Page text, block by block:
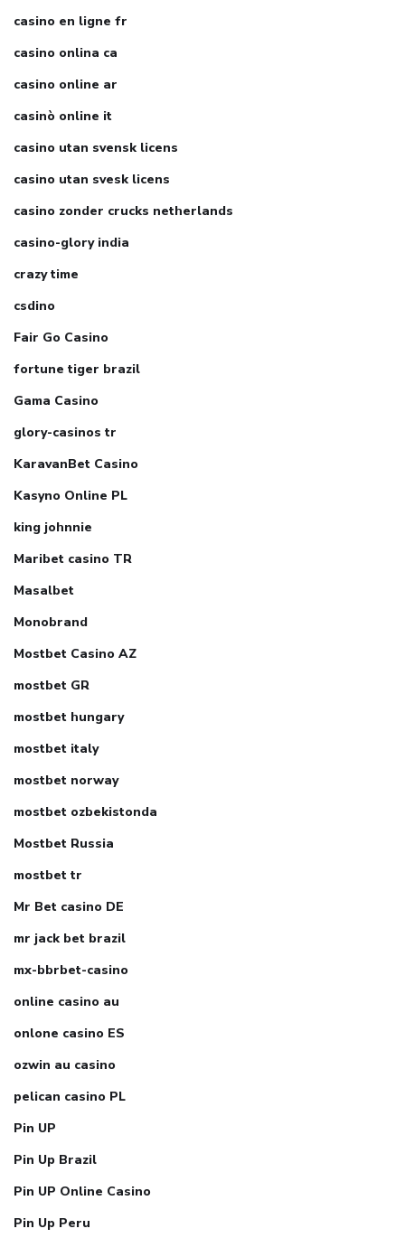
casino en ligne fr
casino onlina ca
casino online ar
casinò online it
casino utan svensk licens
casino utan svesk licens
casino zonder crucks netherlands
casino-glory india
crazy time
csdino
Fair Go Casino
fortune tiger brazil
Gama Casino
glory-casinos tr
KaravanBet Casino
Kasyno Online PL
king johnnie
Maribet casino TR
Masalbet
Monobrand
Mostbet Casino AZ
mostbet GR
mostbet hungary
mostbet italy
mostbet norway
mostbet ozbekistonda
Mostbet Russia
mostbet tr
Mr Bet casino DE
mr jack bet brazil
mx-bbrbet-casino
online casino au
onlone casino ES
ozwin au casino
pelican casino PL
Pin UP
Pin Up Brazil
Pin UP Online Casino
Pin Up Peru